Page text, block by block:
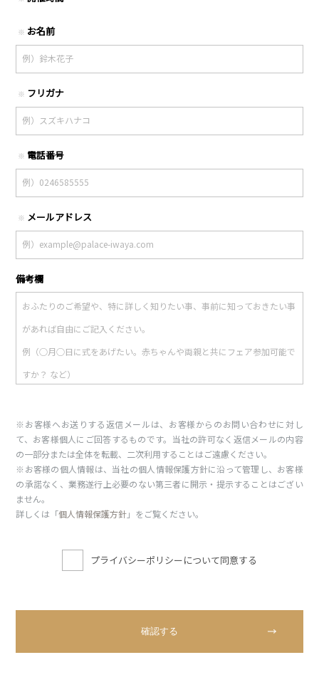
※ お名前
※ フリガナ
※ 電話番号
※ メールアドレス
備考欄
※お客様へお送りする返信メールは、お客様からのお問い合わせに対し
て、お客様個人にご回答するものです。当社の許可なく返信メールの内容
の一部分または全体を転載、二次利用することはご遠慮ください。
※お客様の個人情報は、当社の個人情報保護方針に沿って管理し、お客様
の承諾なく、業務遂行上必要のない第三者に開示・提示することはござい
ません。
詳しくは「個人情報保護方針」をご覧ください。
プライバシーポリシーについて同意する